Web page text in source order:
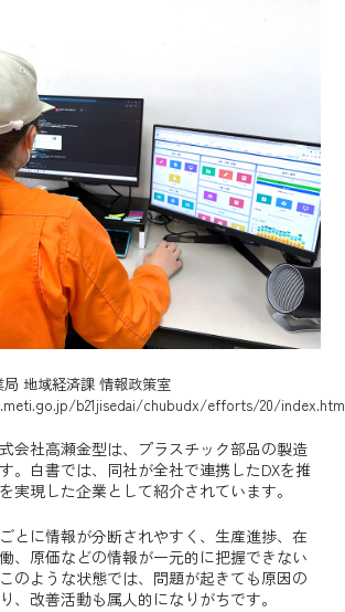
局 地域経済課 情報政策室
b21jisedai/chubudx/efforts/20/
会社高瀬金型は、プラスチック部品の製造
。白書では、同社が全社で連携したDXを推
実現した企業として紹介されています。
とに情報が分断されやすく、生産進捗、在
、原価などの情報が一元的に把握できない
のような状態では、問題が起きても原因の
、改善活動も属人的になりがちです。